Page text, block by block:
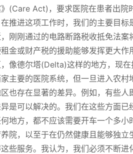
(Care Act)，要求医院在患者出院
推进这项工作时，我们的主要目标
刚刚通过的电路断路税收抵免法案
金或财产税的援助能够发挥更大作
像德尔塔(Delta)这样的地方，现
主要的医院系统，但一旦进入农村
也存在显著的差异。例如，有些人
是可以解决的。我们在这些方面已
地方，都不应该需要开车一个多小
院，以至于在仍然健康且能够独立
些服务。我认为，我们必须不断进